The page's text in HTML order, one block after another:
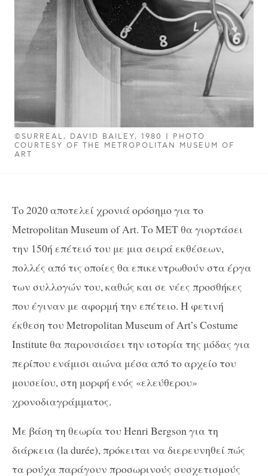
©SURREAL, DAVID BAILEY, 1980 | PHOTO
COURTESY OF THE METROPOLITAN MUSEUM OF
ART
Το 2020 αποτελεί χρονιά ορόσημο για το
Metropolitan Museum of Art. Το ΜΕΤ θα γιορτάσει
την 150ή επέτειό του με μια σειρά εκθέσεων,
πολλές από τις οποίες θα επικεντρωθούν στα έργα
των συλλογών του, καθώς και σε νέες προσθήκες
που έγιναν με αφορμή την επέτειο. Η φετινή
έκθεση του Metropolitan Museum of Art’s Costume
Institute θα παρουσιάσει την ιστορία της μόδας για
περίπου ενάμισι αιώνα μέσα από το αρχείο του
μουσείου, στη μορφή ενός «ελεύθερου»
χρονοδιαγράμματος.
Με βάση τη θεωρία του Henri Bergson για τη
διάρκεια (la durée), πρόκειται να διερευνηθεί πώς
τα ρούχα παράγουν προσωρινούς συσχετισμούς